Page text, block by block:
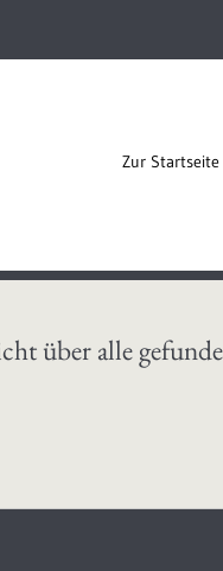
Zur Startseite
über alle